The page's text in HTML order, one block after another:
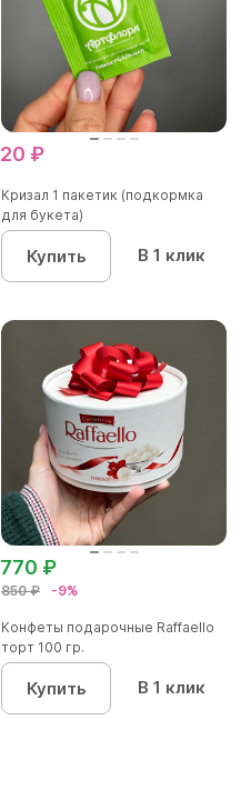
20 ₽
Кризал 1 пакетик (подкормка
для букета)
Купить В 1 клик
850 ₽ -9%
770 ₽
Конфеты подарочные Raffaello
торт 100 гр.
Купить В 1 клик